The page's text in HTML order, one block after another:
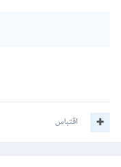
اقتباس